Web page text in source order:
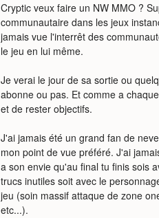
Cryptic veux faire un NW MMO ?
communautaire dans les jeux
jamais vue l'interrêt des
le jeu en lui même.
Je verai le jour de sa sortie ou
abonne ou pas. Et comme a
et de rester objectifs.
J'ai jamais été un grand fan de
mon point de vue préféré. J'ai
a son envie qu'au final tu finis sois
trucs inutiles soit avec le
jeu (soin massif attaque de zone
etc...).